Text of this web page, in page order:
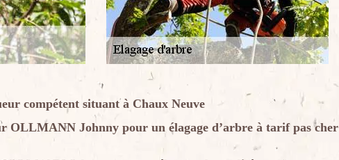
compétent situant à Chaux Neuve
OLLMANN Johnny pour un élagage d’arbre à tarif pas cher